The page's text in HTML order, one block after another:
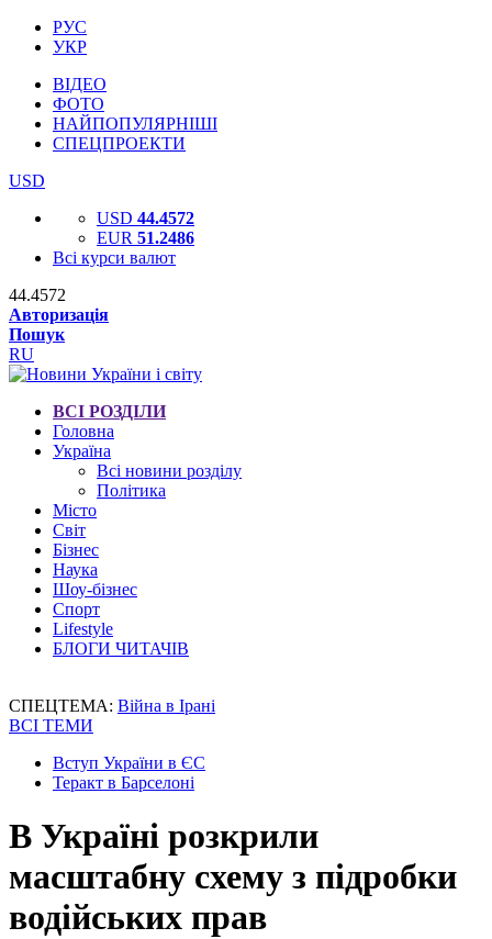
РУС
УКР
ВІДЕО
ФОТО
НАЙПОПУЛЯРНІШІ
СПЕЦПРОЕКТИ
USD
USD 44.4572
EUR 51.2486
Всі курси валют
44.4572
Авторизація
Пошук
RU
ВСІ РОЗДІЛИ
Головна
Україна
Всі новини розділу
Політика
Місто
Світ
Бізнес
Наука
Шоу-бізнес
Спорт
Lifestyle
БЛОГИ ЧИТАЧІВ
СПЕЦТЕМА: Війна в Ірані
ВСІ ТЕМИ
Вступ України в ЄС
Теракт в Барселоні
В Україні розкрили
масштабну схему з підробки
водійських прав